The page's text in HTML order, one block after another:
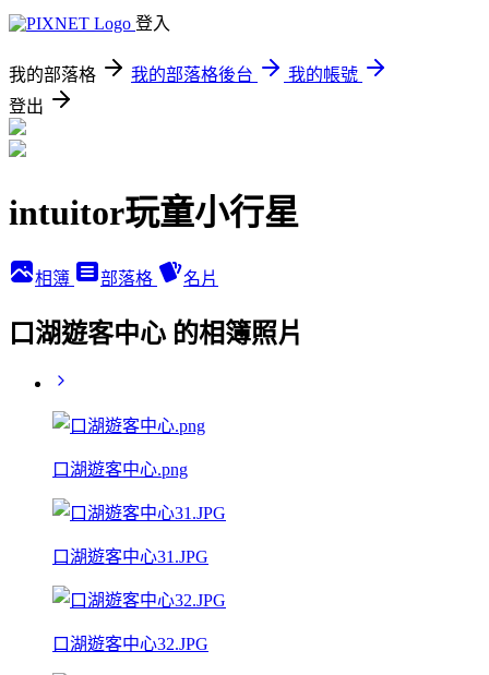
登入
我的部落格 我的部落格後台
我的帳號
登出
intuitor玩童小行星
相簿 部落格 名片
口湖遊客中心 的相簿照片
口湖遊客中心.png
口湖遊客中心31.JPG
口湖遊客中心32.JPG